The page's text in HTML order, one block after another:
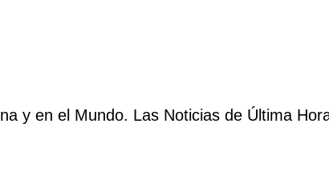
y en el Mundo. Las Noticias de Última